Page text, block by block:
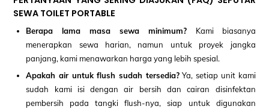
SEWA TOILET PORTABLE
Berapa lama masa sewa minimum? Kami biasanya
menerapkan sewa harian, namun untuk proyek jangka
panjang, kami menawarkan harga yang lebih spesial.
Apakah air untuk flush sudah tersedia?Ya, setiap unit kami
sudah kami isi dengan air bersih dan cairan disinfektan
pembersih pada tangki flush-nya, siap untuk digunakan